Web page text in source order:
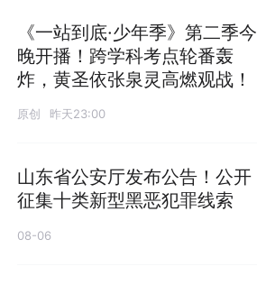
《一站到底·少年季》第二季今
晚开播！跨学科考点轮番轰
炸，黄圣依张泉灵高燃观战！
原创 昨天23:00
山东省公安厅发布公告！公开
征集十类新型黑恶犯罪线索
08-06